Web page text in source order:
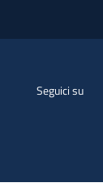
Seguici su